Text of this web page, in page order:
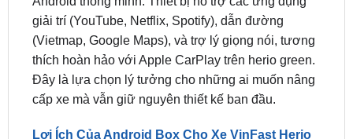
thích hoàn hảo với Apple CarPlay trên herio green.
Đây là lựa chọn lý tưởng cho những ai muốn nâng
cấp xe mà vẫn giữ nguyên thiết kế ban đầu.
Lợi Ích Của Android Box Cho Xe VinFast Herio